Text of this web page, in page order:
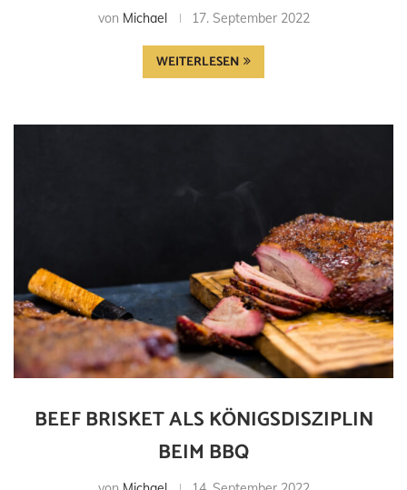
von Michael 17. September 2022
WEITERLESEN
BEEF BRISKET ALS KÖNIGSDISZIPLIN
BEIM BBQ